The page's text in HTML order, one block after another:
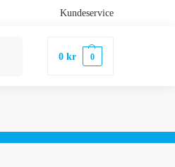
Kundeservice
0kr 0